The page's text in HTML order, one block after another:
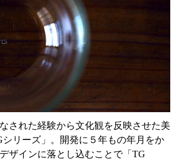
された経験から文化観を反映させた美
シリーズ」。開発に５年もの年月をか
ザインに落とし込むことで「TG